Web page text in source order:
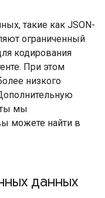
такие как JSON-
ограниченный
кодирования
При этом
низкого
мы
можете найти в
данных